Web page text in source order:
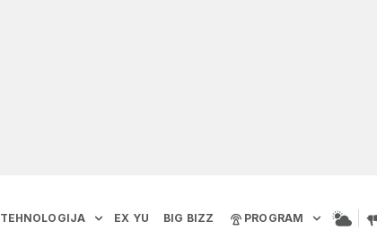
TEHNOLOGIJA EX YU BIG BIZZ PROGRAM